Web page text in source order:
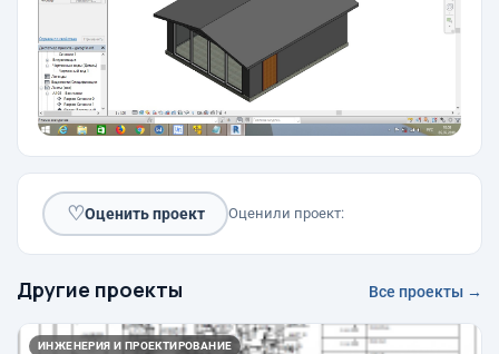
♡Оценить проект Оценили проект:
Другие проекты Все проекты →
ИНЖЕНЕРИЯ И ПРОЕКТИРОВАНИЕ